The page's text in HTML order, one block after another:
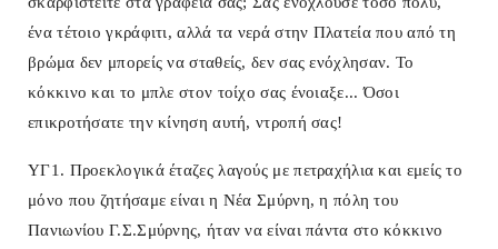
ένα τέτοιο γκράφιτι, αλλά τα νερά στην Πλατεία που από τη
βρώμα δεν μπορείς να σταθείς, δεν σας ενόχλησαν. Το
κόκκινο και το μπλε στον τοίχο σας ένοιαξε... Όσοι
επικροτήσατε την κίνηση αυτή, ντροπή σας!
ΥΓ1. Προεκλογικά έταζες λαγούς με πετραχήλια και εμείς το
μόνο που ζητήσαμε είναι η Νέα Σμύρνη, η πόλη του
Πανιωνίου Γ.Σ.Σμύρνης, ήταν να είναι πάντα στο κόκκινο